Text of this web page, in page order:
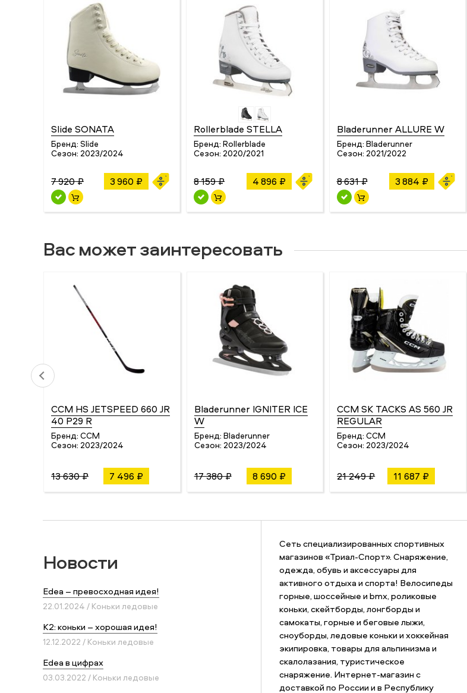
Slide SONATA
Бренд: Slide
Сезон: 2023/2024
7 920 ₽ 3 960 ₽
Rollerblade STELLA
Бренд: Rollerblade
Сезон: 2020/2021
8 159 ₽ 4 896 ₽
Bladerunner ALLURE W
Бренд: Bladerunner
Сезон: 2021/2022
8 631 ₽ 3 884 ₽
Вас может заинтересовать
CCM HS JETSPEED 660 JR
40 P29 R
Бренд: CCM
Сезон: 2023/2024
13 630 ₽ 7 496 ₽
Bladerunner IGNITER ICE
W
Бренд: Bladerunner
Сезон: 2023/2024
17 380 ₽ 8 690 ₽
CCM SK TACKS AS 560 JR
REGULAR
Бренд: CCM
Сезон: 2023/2024
21 249 ₽ 11 687 ₽
Новости
Edea – превосходная идея!
22.01.2024 / Коньки ледовые
K2: коньки – хорошая идея!
12.12.2022 / Коньки ледовые
Edea в цифрах
03.03.2022 / Коньки ледовые
Сеть специализированных спортивных
магазинов «Триал-Спорт». Снаряжение,
одежда, обувь и аксессуары для
активного отдыха и спорта! Велосипеды
горные, шоссейные и bmx, роликовые
коньки, скейтборды, лонгборды и
самокаты, горные и беговые лыжи,
сноуборды, ледовые коньки и хоккейная
экипировка, товары для альпинизма и
скалолазания, туристическое
снаряжение. Интернет-магазин с
доставкой по России и в Республику